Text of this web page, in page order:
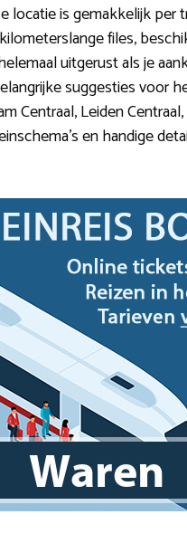
locatie is gemakkelijk per
files,
uitgerust als je
suggesties voor
Centraal, Leiden
en handige